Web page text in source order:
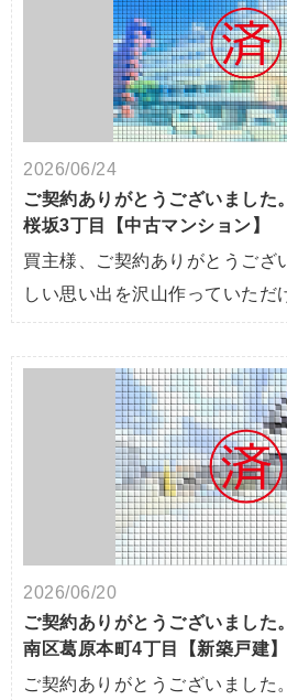
2026/06/24
ご契約ありがとうございました
桜坂3丁目【中古マンション】
買主様、ご契約ありがとうござ
しい思い出を沢山作っていた
2026/06/20
ご契約ありがとうございました
南区葛原本町4丁目【新築戸建】
ご契約ありがとうございました